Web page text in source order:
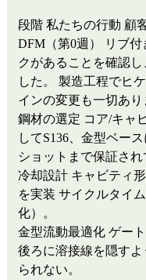
段階 私たちの行動 顧
DFM（第0週）
リブ
クがあることを確認
した。
製造工程でヒ
インの変更も一切あり
鋼材の選定 コア/キャ
してS136、金型ベース
ショットまで保証され
冷却設計 キャビティ
を実装 サイクルタイ
化）。
金型流動最適化 ゲー
後ろに溶接線を隠すよ
られない。